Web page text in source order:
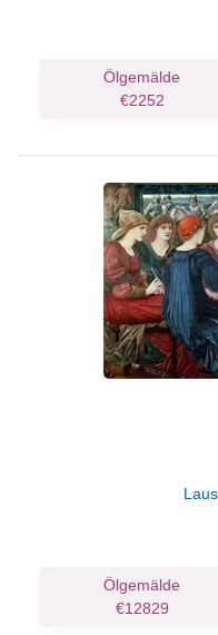
Ölgemälde
€2252
Ölgemälde
€12829